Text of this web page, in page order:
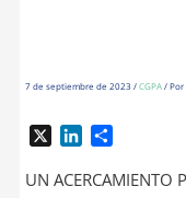
7 de septiembre de 2023 /CGPA/ Por
n
m
UN ACERCAMIENTO